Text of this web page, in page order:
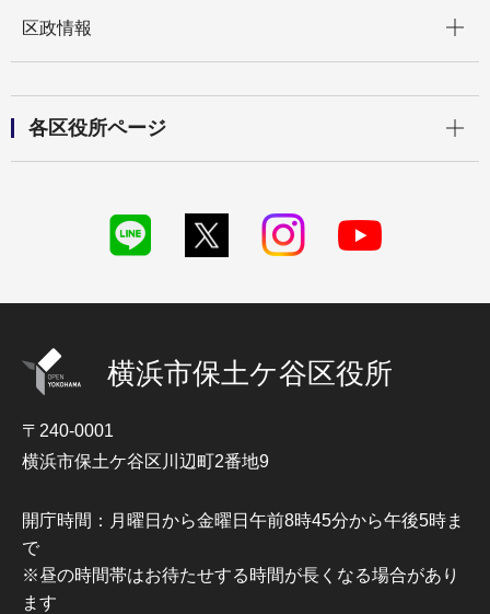
区政情報
各区役所ページ
横浜市保土ケ谷区役所
〒240-0001
横浜市保土ケ谷区川辺町2番地9
開庁時間：月曜日から金曜日午前8時45分から午後5時ま
で
※昼の時間帯はお待たせする時間が長くなる場合があり
ます